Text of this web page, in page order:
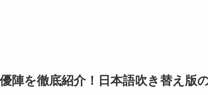
陣を徹底紹介！日本語吹き替え版